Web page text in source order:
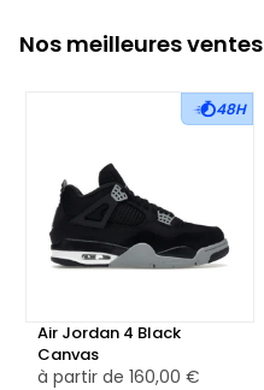
Nos meilleures ventes
48H
Air Jordan 4 Black
Canvas
à partir de 160,00 €